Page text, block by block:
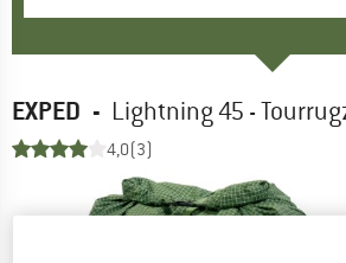
EXPED - Lightning 45 -
4,0(3)